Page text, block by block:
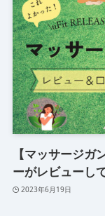
【マッサージ
ーがレビューし
2023年6月19日